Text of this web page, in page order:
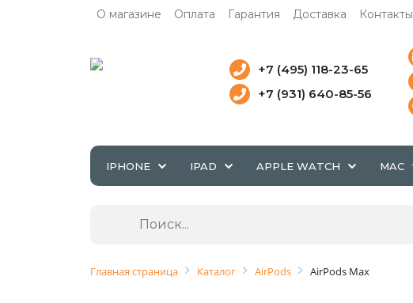
О магазине Оплата Гарантия Доставка Контакты
+7 (495) 118-23-65
+7 (931) 640-85-56
IPHONE IPAD APPLE WATCH MAC
Главная страница Каталог AirPods AirPods Max